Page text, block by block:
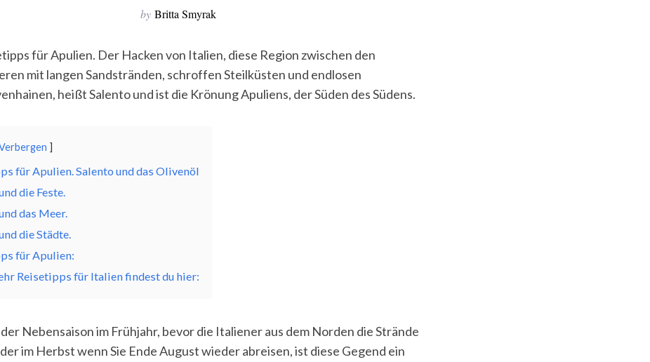
by Britta Smyrak
für Apulien. Der Hacken von Italien, diese Region zwischen den
mit langen Sandstränden, schroffen Steilküsten und endlosen
heißt Salento und ist die Krönung Apuliens, der Süden des Südens.
für Apulien. Salento und das Olivenöl
die Feste.
das Meer.
die Städte.
für Apulien:
Reisetipps für Italien findest du hier:
Nebensaison im Frühjahr, bevor die Italiener aus dem Norden die Strände
im Herbst wenn Sie Ende August wieder abreisen, ist diese Gegend ein